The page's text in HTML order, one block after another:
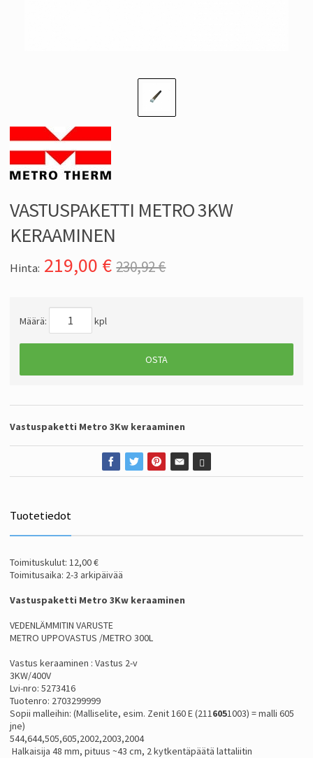
VASTUSPAKETTI METRO 3KW
KERAAMINEN
Hinta: 219,00 € 230,92 €
Määrä: kpl
OSTA
Vastuspaketti Metro 3Kw keraaminen
Tuotetiedot
Toimituskulut: 12,00 €
Toimitusaika: 2-3 arkipäivää
Vastuspaketti Metro 3Kw keraaminen
VEDENLÄMMITIN VARUSTE
METRO UPPOVASTUS /METRO 300L
Vastus keraaminen : Vastus 2-v
3KW/400V
Lvi-nro: 5273416
Tuotenro: 2703299999
Sopii malleihin: (Malliselite, esim. Zenit 160 E (2116051003) = malli 605
jne)
544,644,505,605,2002,2003,2004
Halkaisija 48 mm, pituus ~43 cm, 2 kytkentäpäätä lattaliitin